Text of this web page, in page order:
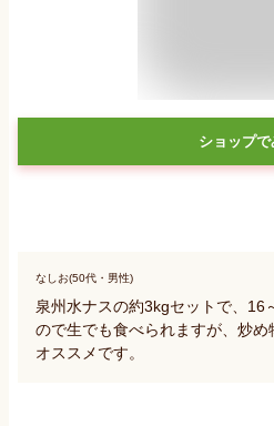
ショップで
なしお(50代・男性)
泉州水ナスの約3kgセットで、16
ので生でも食べられますが、炒
オススメです。